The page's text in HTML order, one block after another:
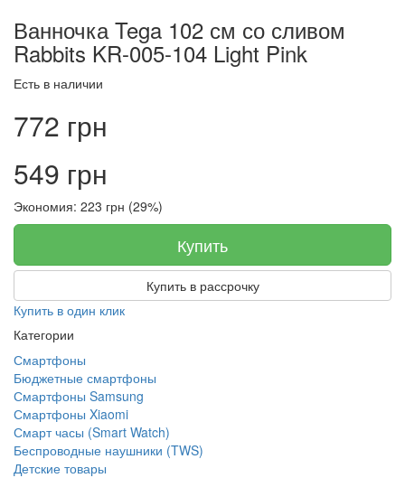
Ванночка Tega 102 см со сливом
Rabbits KR-005-104 Light Pink
Есть в наличии
772 грн
549 грн
Экономия: 223 грн (29%)
Купить
Купить в рассрочку
Купить в один клик
Категории
Смартфоны
Бюджетные смартфоны
Смартфоны Samsung
Смартфоны Xiaomi
Смарт часы (Smart Watch)
Беспроводные наушники (TWS)
Детские товары